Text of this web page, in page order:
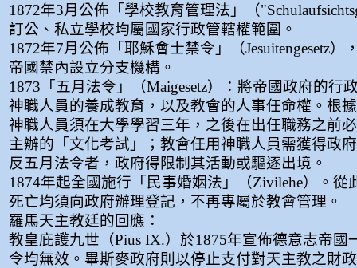
1872年3月公佈「學校教育管理法」（
訂公、私立學校均屬國家行政管轄權範圍。
1872年7月公佈「耶穌會士禁令」（Jesuitengesetz）
帝國禁內設立分支機構。
1873「五月法令」（Maigesetz）：將帝國政府的行
神職人員的養成教育，以及教會的人事任命權。根
神職人員須在大學學習三年，之後在出任職務之前
主辦的「文化考試」；教會任用神職人員需獲得政
反五月法令者，政府得限制其活動或驅逐出境。
1874年起全國施行「民事婚姻法」（Zivilehe）。從
死亡均須向政府辦理登記，不再專屬於教會管理。
羅馬天主教廷的回應：
教皇庇護九世（Pius IX.）於1875年宣佈德意志帝國
令均無效。畢斯麥政府則以停止支付對天主教之財